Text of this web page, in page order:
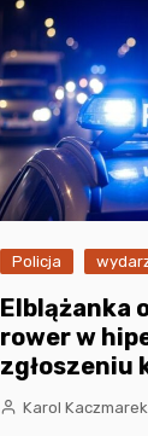
Policja
Elblążanka
rower w
zgłoszeniu
Karol Kaczmarek